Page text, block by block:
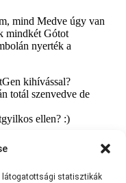
látogatottsági statisztikák